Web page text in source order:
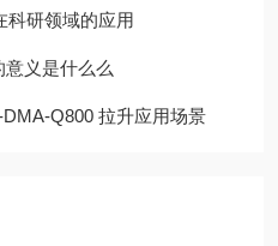
科研领域的应用
义是什么么
Q800 拉升应用场景